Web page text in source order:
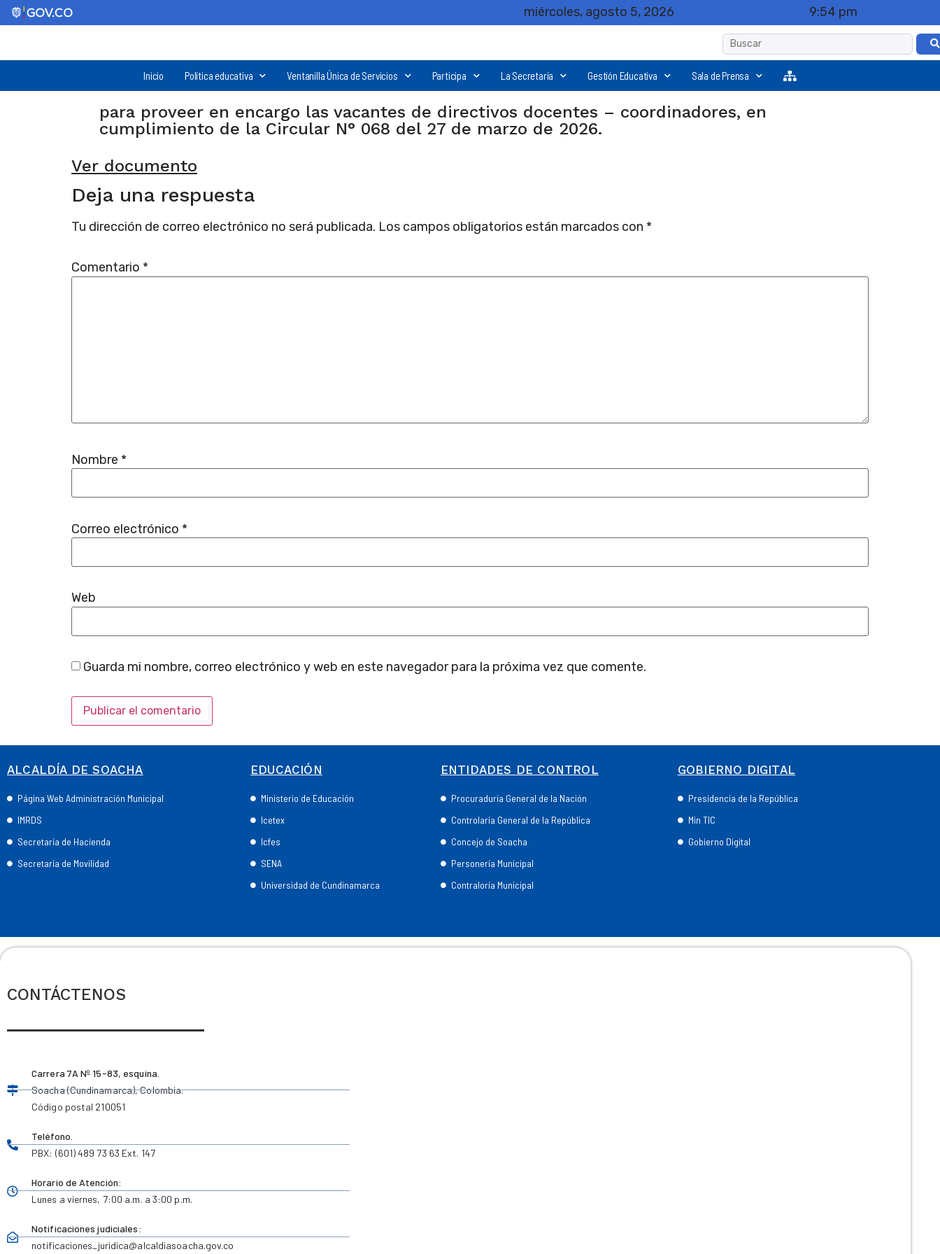
miércoles, agosto 5, 2026 9:54 pm
Inicio Política educativa Ventanilla Única de Servicios Participa La Secretaría Gestión Educativa Sala de Prensa
para proveer en encargo las vacantes de directivos docentes – coordinadores, en
cumplimiento de la Circular N° 068 del 27 de marzo de 2026.
Ver documento
Deja una respuesta
Tu dirección de correo electrónico no será publicada. Los campos obligatorios están marcados con *
Comentario *
Nombre *
Correo electrónico *
Web
Guarda mi nombre, correo electrónico y web en este navegador para la próxima vez que comente.
ALCALDÍA DE SOACHA
Página Web Administración Municipal
IMRDS
Secretaría de Hacienda
Secretaría de Movilidad
EDUCACIÓN
Ministerio de Educación
Icetex
Icfes
SENA
Universidad de Cundinamarca
ENTIDADES DE CONTROL
Procuraduría General de la Nación
Controlaría General de la República
Concejo de Soacha
Personería Municipal
Contraloría Municipal
GOBIERNO DIGITAL
Presidencia de la República
Min TIC
Gobierno Digital
CONTÁCTENOS
Carrera 7A Nº 15-83, esquina.
Soacha (Cundinamarca), Colombia.
Código postal 210051
Teléfono.
PBX: (601) 489 73 63 Ext. 147
Horario de Atención:
Lunes a viernes, 7:00 a.m. a 3:00 p.m.
Notificaciones judiciales:
notificaciones_juridica@alcaldiasoacha.gov.co